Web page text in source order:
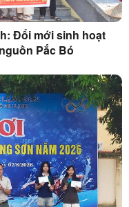
Pắc Bó